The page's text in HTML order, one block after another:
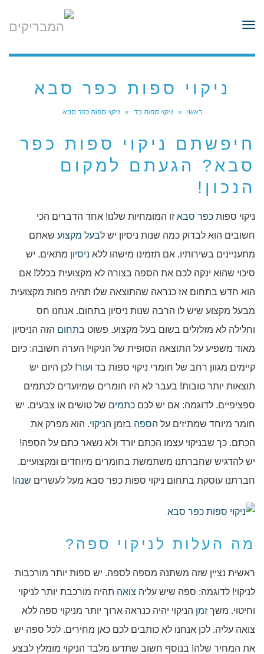
תפריט
ניקוי ספות כפר סבא
ראשי » ניקוי ספות בד » ניקוי ספות כפר סבא
חיפשתם ניקוי ספות כפר
סבא? הגעתם למקום
הנכון!
ניקוי ספות כפר סבא זו המומחיות שלנו! אחד הדברים הכי
חשובים הוא לבדוק כמה שנות ניסיון יש לבעל מקצוע שאתם
מתעניינים בשירותיו. אם תזמינו מישהו ללא ניסיון מתאים. יש
סיכוי שהוא ינקה לכם את הספה בצורה לא מקצועית בכלל! אם
הוא חדש בתחום אז כנראה שהתוצאה שלו תהיה פחות מקצועית
מבעל מקצוע שיש לו הרבה שנות ניסיון בתחום. אנחנו חס
וחלילה לא מזלזלים בשום בעל מקצוע. פשוט בתחום הזה הניסיון
מאוד משפיע על התוצאה הסופית של הניקוי! הערה חשובה: כיום
קיימים מגוון רחב של חומרי ניקוי ספות בד ועור! לכן היום יש
תוצאות יותר טובות! בעבר לא היו חומרים שמיועדים לכתמים
ספציפיים. לדוגמה: אם יש לכם כתמים של טושים או צבעים. יש
חומר מיוחד שמתיזים על הספה בזמן הניקוי. הוא מפרק את
הכתם. כך שבניקוי עצמו הכתם יורד ולא נשאר כתם על הספה!
יש להדגיש שחברתנו משתמשת בחומרים מיוחדים ומקצועיים.
חברתנו עוסקת בתחום ניקוי ספות כפר סבא מעל לעשרים שנה!
מה העלות לניקוי ספה?
ראשית נציין שזה משתנה מספה לספה. יש ספות יותר מורכבות
לניקוי! לדוגמה: ספה שיש עליה צואה תהיה מורכבת יותר לניקוי
וחיטוי. משך זמן הניקוי יהיה כנראה ארוך יותר מניקוי ספה ללא
צואה עליה. לכן אנחנו לא כותבים לכם כאן מחירים. לכל ספה יש
את המחיר שלה! בנוסף חשוב שתדעו מלבד הניקוי מומלץ לבצע